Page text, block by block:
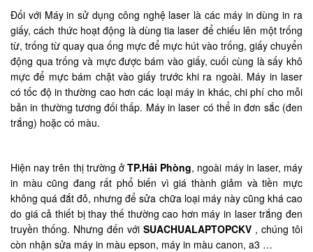
Đối với Máy in sử dụng công nghệ laser là các máy in dùng in ra
giấy, cách thức hoạt động là dùng tia laser để chiếu lên một trống
từ, trống từ quay qua ống mực để mực hút vào trống, giấy chuyển
động qua trống và mực được bám vào giấy, cuối cùng là sấy khô
mực để mực bám chặt vào giấy trước khi ra ngoài. Máy in laser
có tốc độ in thường cao hơn các loại máy in khác, chi phí cho mỗi
bản in thường tương đối thấp. Máy in laser có thể in đơn sắc (đen
trắng) hoặc có màu.
Hiện nay trên thị trường ở TP.Hải Phòng, ngoài máy in laser, máy
in màu cũng đang rất phổ biến vì giá thành giảm và tiền mực
không quá đắt đỏ, nhưng để sửa chữa loại máy này cũng khá cao
do giá cả thiết bị thay thế thường cao hơn máy in laser trắng đen
truyền thống. Nhưng đến với SUACHUALAPTOPCKV , chúng tôi
còn nhận sửa máy in màu epson, máy in màu canon, a3 …